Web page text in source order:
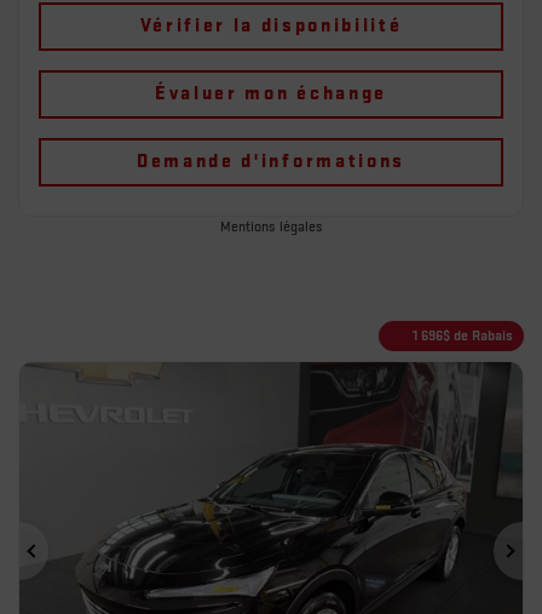
Vérifier la disponibilité
Évaluer mon échange
Demande d'informations
Mentions légales
1 696$ de Rabais
Précédent